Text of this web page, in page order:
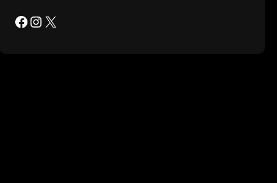
Facebook Instagram X